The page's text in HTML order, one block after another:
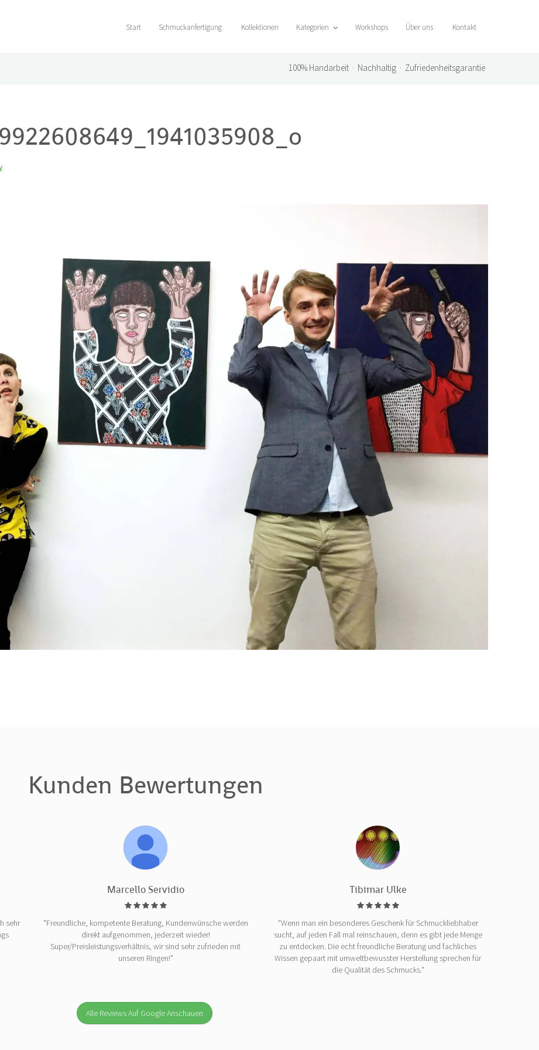
Start Schmuckanfertigung Kollektionen Kategorien Workshops Über uns Kontakt
100% Handarbeit · Nachhaltig · Zufriedenheitsgarantie
Kunden Bewertungen
sehr
Marcello Servidio
"Freundliche, kompetente Beratung, Kundenwünsche werden
direkt aufgenommen, jederzeit wieder!
Super/Preisleistungsverhältnis, wir sind sehr zufrieden mit
unseren Ringen!"
Tibimar Ulke
"Wenn man ein besonderes Geschenk für Schmuckliebhaber
sucht, auf jeden Fall mal reinschauen, denn es gibt jede Menge
zu entdecken. Die echt freundliche Beratung und fachliches
Wissen gepaart mit umweltbewusster Herstellung sprechen für
die Qualität des Schmucks."
Alle Reviews Auf Google Anschauen